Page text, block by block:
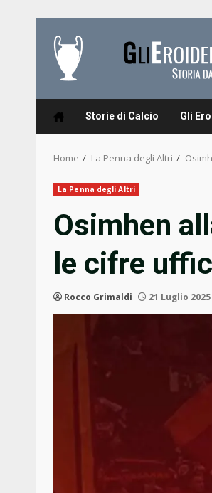
content
Storie di Calcio Gli
Home La Penna degli Altri
La Penna degli Altri
Osimhen
le cifre
Rocco Grimaldi 21 Luglio 2025